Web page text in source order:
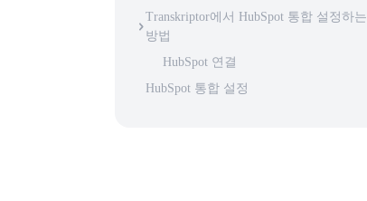
Transkriptor에서 HubSpot 통합 설정하는
방법
HubSpot 연결
HubSpot 통합 설정